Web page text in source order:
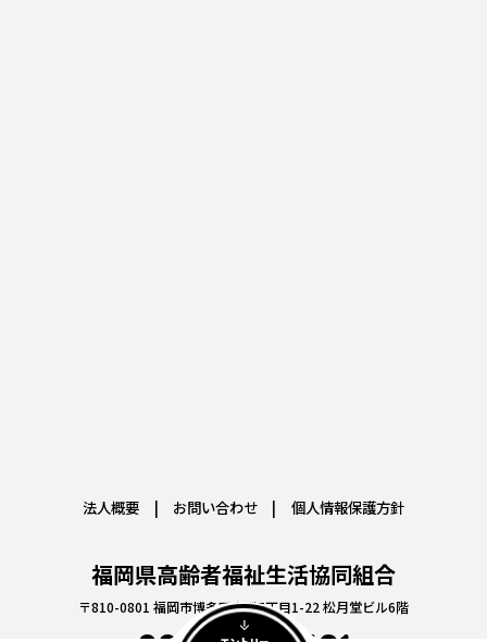
法人概要 お問い合わせ 個人情報保護方針
福岡県高齢者福祉生活協同組合
〒810-0801 福岡市博多区中洲5丁目1-22 松月堂ビル6階